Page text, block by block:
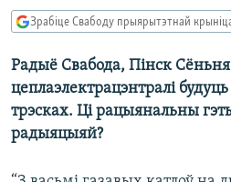
галоўнай
навігацыі
Перайсьці
да
пошуку
ЭКАНОМІКА
ВАЙНА
БЕЛАРУСЫ НА ВАЙНЕ
ПАЛІТВЯЗЬНІ
ПАДКАСТЫ
КНІГІ
АЎДЫЁКНІГІ
PREMIUM
ПАДКАСТЫ
FACEBOOK
САЧЫЦЕ ЗА АБНАЎЛЕНЬНЯМІ
Усе сайты РС/РСЭ
Зрабіце Свабоду прыярытэтнай
Радыё Свабода, Пінск
цеплаэлектрацэнтралі
трэсках. Ці рацыянальны
радыяцыяй?